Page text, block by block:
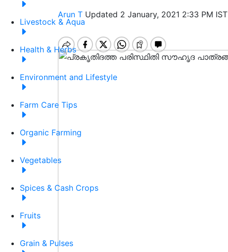
Livestock & Aqua
Health & Herbs
Environment and Lifestyle
Farm Care Tips
Organic Farming
Vegetables
Spices & Cash Crops
Fruits
Grain & Pulses
Arun T Updated 2 January, 2021 2:33 PM IST